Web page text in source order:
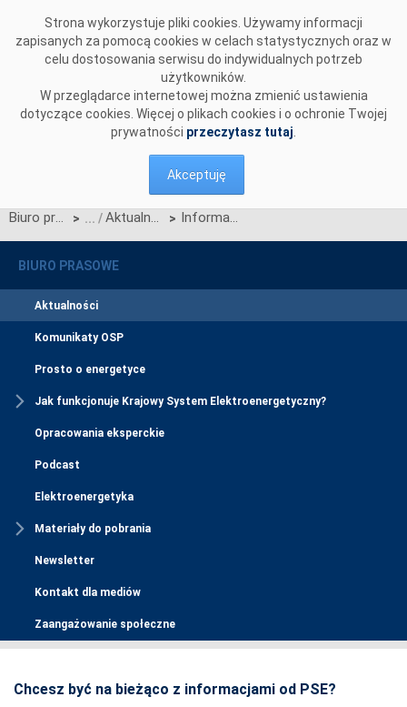
Strona wykorzystuje pliki cookies. Używamy informacji
zapisanych za pomocą cookies w celach statystycznych oraz w
celu dostosowania serwisu do indywidualnych potrzeb
użytkowników.
W przeglądarce internetowej można zmienić ustawienia
dotyczące cookies. Więcej o plikach cookies i o ochronie Twojej
prywatności przeczytasz tutaj
Akceptuję
Biuro prasowe > Aktualności > Informacja OSP nt. decyzji ACER ws. zmiany metody podziału dochodu z ograniczeń uzyskanego w ramach długoterminowej alokacji zdolności
BIURO PRASOWE
Aktualności
Komunikaty OSP
Prosto o energetyce
Jak funkcjonuje Krajowy System Elektroenergetyczny?
Opracowania eksperckie
Podcast
Elektroenergetyka
Materiały do pobrania
Newsletter
Kontakt dla mediów
Zaangażowanie społeczne
Chcesz być na bieżąco z informacjami od PSE?